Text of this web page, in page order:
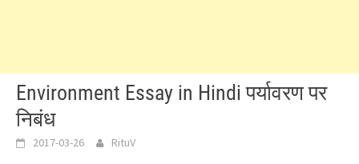
Environment Essay in Hindi पर्यावरण पर
निबंध
2017-03-26 RituV